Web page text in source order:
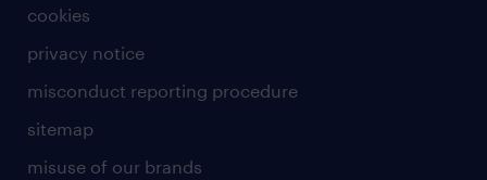
cookies
privacy notice
misconduct reporting procedure
sitemap
misuse of our brands